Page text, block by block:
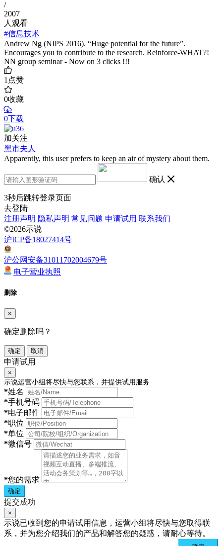
/
2007
人观看
#信息技术
Andrew Ng (NIPS 2016). “Huge potential for the future”.
Encourages you to contribute to the research. Reinforce-WHAT?!
NN group seminar - Now on 3 clicks !!!
1点赞
0收藏
0下载
加关注
黑市夫人
Apparently, this user prefers to keep an air of mystery about them.
确认
3秒后跳转登录页面
去登陆
注册声明 隐私声明 常见问题 申请试用 联系我们
©2026示说
沪ICP备18027414号
沪公网安备31011702004679号
电子营业执照
删除
×
确定删除吗？
确定 取消
申请试用
×
示说运营小组将尽快与您联系，并提供试用服务
*姓名
*手机号码
*电子邮件
*职位
*单位
*微信号
*您的需求
确定
提交成功
×
示说已收到您的申请试用信息，运营小组将尽快与您取得联
系，并为您介绍我们的产品和解答您的疑惑，请耐心等待。